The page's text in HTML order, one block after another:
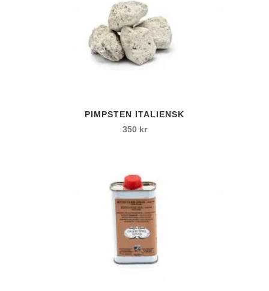
PIMPSTEN ITALIENSK
350 kr